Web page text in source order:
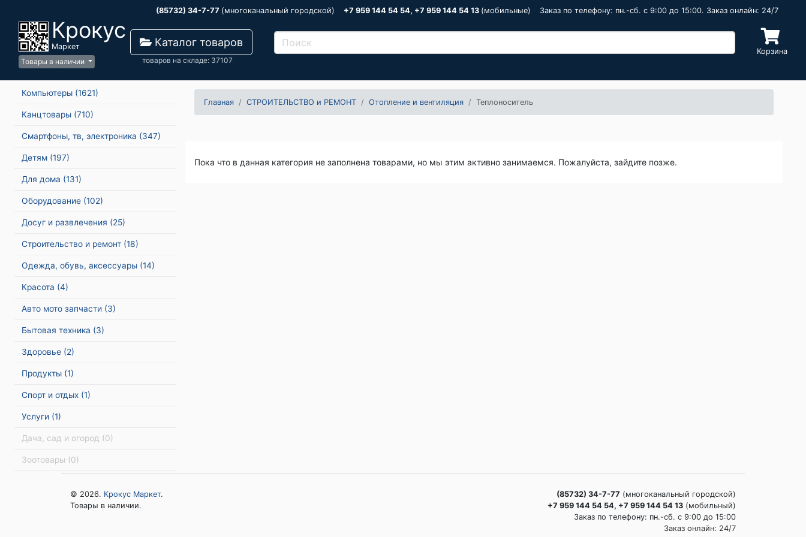
(85732) 34-7-77 (многоканальный городской) +7 959 144 54 54, +7 959 144 54 13 (мобильные) Заказ по телефону: пн.-сб. c 9:00 до 15:00. Заказ онлайн: 24/7
Крокус
Маркет
Товары в наличии
Каталог товаров
товаров на складе: 37107
Корзина
Компьютеры (1621)
Канцтовары (710)
Смартфоны, тв, электроника (347)
Детям (197)
Для дома (131)
Оборудование (102)
Досуг и развлечения (25)
Строительство и ремонт (18)
Одежда, обувь, аксессуары (14)
Красота (4)
Авто мото запчасти (3)
Бытовая техника (3)
Здоровье (2)
Продукты (1)
Спорт и отдых (1)
Услуги (1)
Дача, сад и огород (0)
Зоотовары (0)
Главная СТРОИТЕЛЬСТВО и РЕМОНТ Отопление и вентиляция Теплоноситель
Пока что в данная категория не заполнена товарами, но мы этим активно занимаемся. Пожалуйста, зайдите позже.
© 2026. Крокус Маркет.
Товары в наличии.
(85732) 34-7-77 (многоканальный городской)
+7 959 144 54 54, +7 959 144 54 13 (мобильный)
Заказ по телефону: пн.-сб. c 9:00 до 15:00
Заказ онлайн: 24/7